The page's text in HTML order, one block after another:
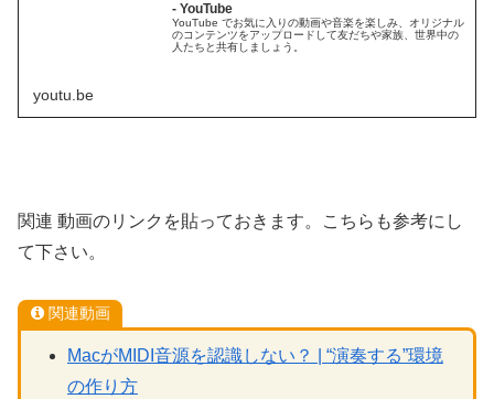
- YouTube
YouTube でお気に入りの動画や音楽を楽しみ、オリジナル
のコンテンツをアップロードして友だちや家族、世界中の
人たちと共有しましょう。
youtu.be
関連 動画のリンクを貼っておきます。こちらも参考にし
て下さい。
関連動画
MacがMIDI音源を認識しない？ | “演奏する”環境
の作り方